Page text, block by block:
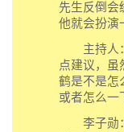
先生反倒会
他就会扮演
主持人：
点建议，虽
鹤是不是怎
或者怎么一
李子勋：